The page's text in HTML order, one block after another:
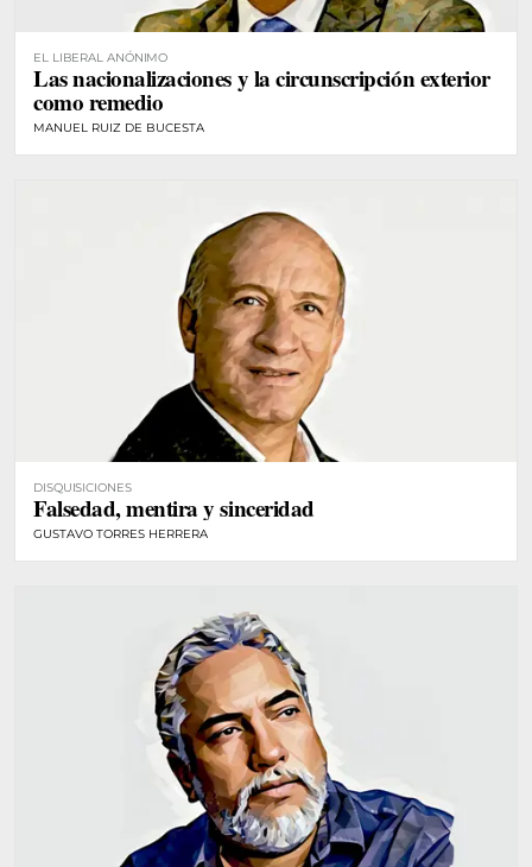
EL LIBERAL ANÓNIMO
Las nacionalizaciones y la circunscripción exterior
como remedio
MANUEL RUIZ DE BUCESTA
DISQUISICIONES
Falsedad, mentira y sinceridad
GUSTAVO TORRES HERRERA